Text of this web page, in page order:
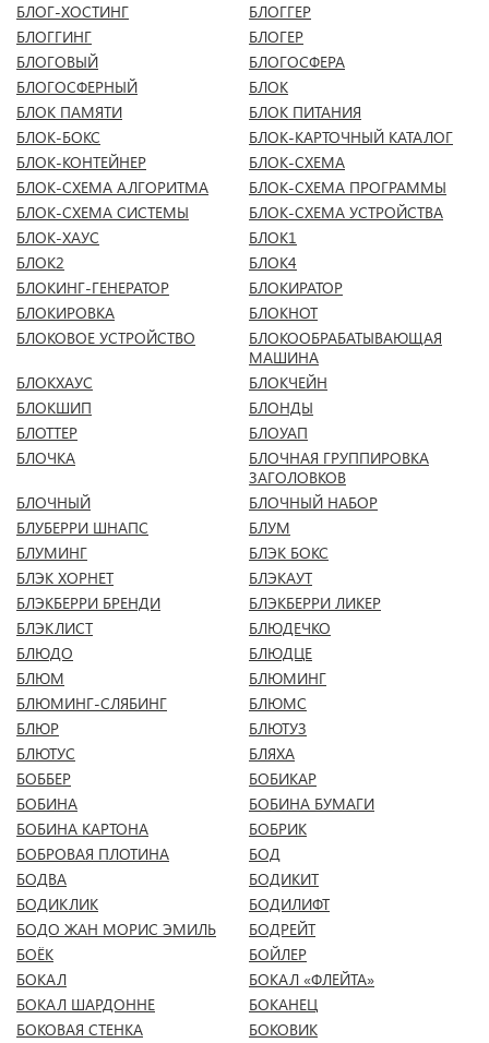
БЛОГ-ХОСТИНГ
БЛОГГЕР
БЛОГГИНГ
БЛОГЕР
БЛОГОВЫЙ
БЛОГОСФЕРА
БЛОГОСФЕРНЫЙ
БЛОК
БЛОК ПАМЯТИ
БЛОК ПИТАНИЯ
БЛОК-БОКС
БЛОК-КАРТОЧНЫЙ КАТАЛОГ
БЛОК-КОНТЕЙНЕР
БЛОК-СХЕМА
БЛОК-СХЕМА АЛГОРИТМА
БЛОК-СХЕМА ПРОГРАММЫ
БЛОК-СХЕМА СИСТЕМЫ
БЛОК-СХЕМА УСТРОЙСТВА
БЛОК-ХАУС
БЛОК1
БЛОК2
БЛОК4
БЛОКИНГ-ГЕНЕРАТОР
БЛОКИРАТОР
БЛОКИРОВКА
БЛОКНОТ
БЛОКОВОЕ УСТРОЙСТВО
БЛОКООБРАБАТЫВАЮЩАЯ
МАШИНА
БЛОКХАУС
БЛОКЧЕЙН
БЛОКШИП
БЛОНДЫ
БЛОТТЕР
БЛОУАП
БЛОЧКА
БЛОЧНАЯ ГРУППИРОВКА
ЗАГОЛОВКОВ
БЛОЧНЫЙ
БЛОЧНЫЙ НАБОР
БЛУБЕРРИ ШНАПС
БЛУМ
БЛУМИНГ
БЛЭК БОКС
БЛЭК ХОРНЕТ
БЛЭКАУТ
БЛЭКБЕРРИ БРЕНДИ
БЛЭКБЕРРИ ЛИКЕР
БЛЭКЛИСТ
БЛЮДЕЧКО
БЛЮДО
БЛЮДЦЕ
БЛЮМ
БЛЮМИНГ
БЛЮМИНГ-СЛЯБИНГ
БЛЮМС
БЛЮР
БЛЮТУЗ
БЛЮТУС
БЛЯХА
БОББЕР
БОБИКАР
БОБИНА
БОБИНА БУМАГИ
БОБИНА КАРТОНА
БОБРИК
БОБРОВАЯ ПЛОТИНА
БОД
БОДВА
БОДИКИТ
БОДИКЛИК
БОДИЛИФТ
БОДО ЖАН МОРИС ЭМИЛЬ
БОДРЕЙТ
БОЁК
БОЙЛЕР
БОКАЛ
БОКАЛ «ФЛЕЙТА»
БОКАЛ ШАРДОННЕ
БОКАНЕЦ
БОКОВАЯ СТЕНКА
БОКОВИК